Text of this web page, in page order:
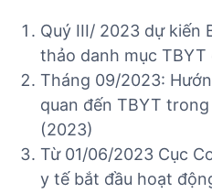
Quý III/ 2023 dự kiến
thảo danh mục TBYT
Tháng 09/2023:
quan đến TBYT
(2023)
Từ 01/06/2023 Cục
y tế bắt đầu hoạt